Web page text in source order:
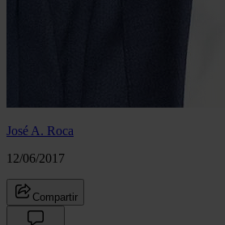
José A. Roca
12/06/2017
Compartir